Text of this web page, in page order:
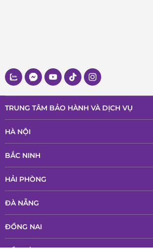
TRUNG TÂM BẢO HÀNH VÀ DỊCH VỤ
HÀ NỘI
BẮC NINH
HẢI PHÒNG
ĐÀ NẴNG
ĐỒNG NAI